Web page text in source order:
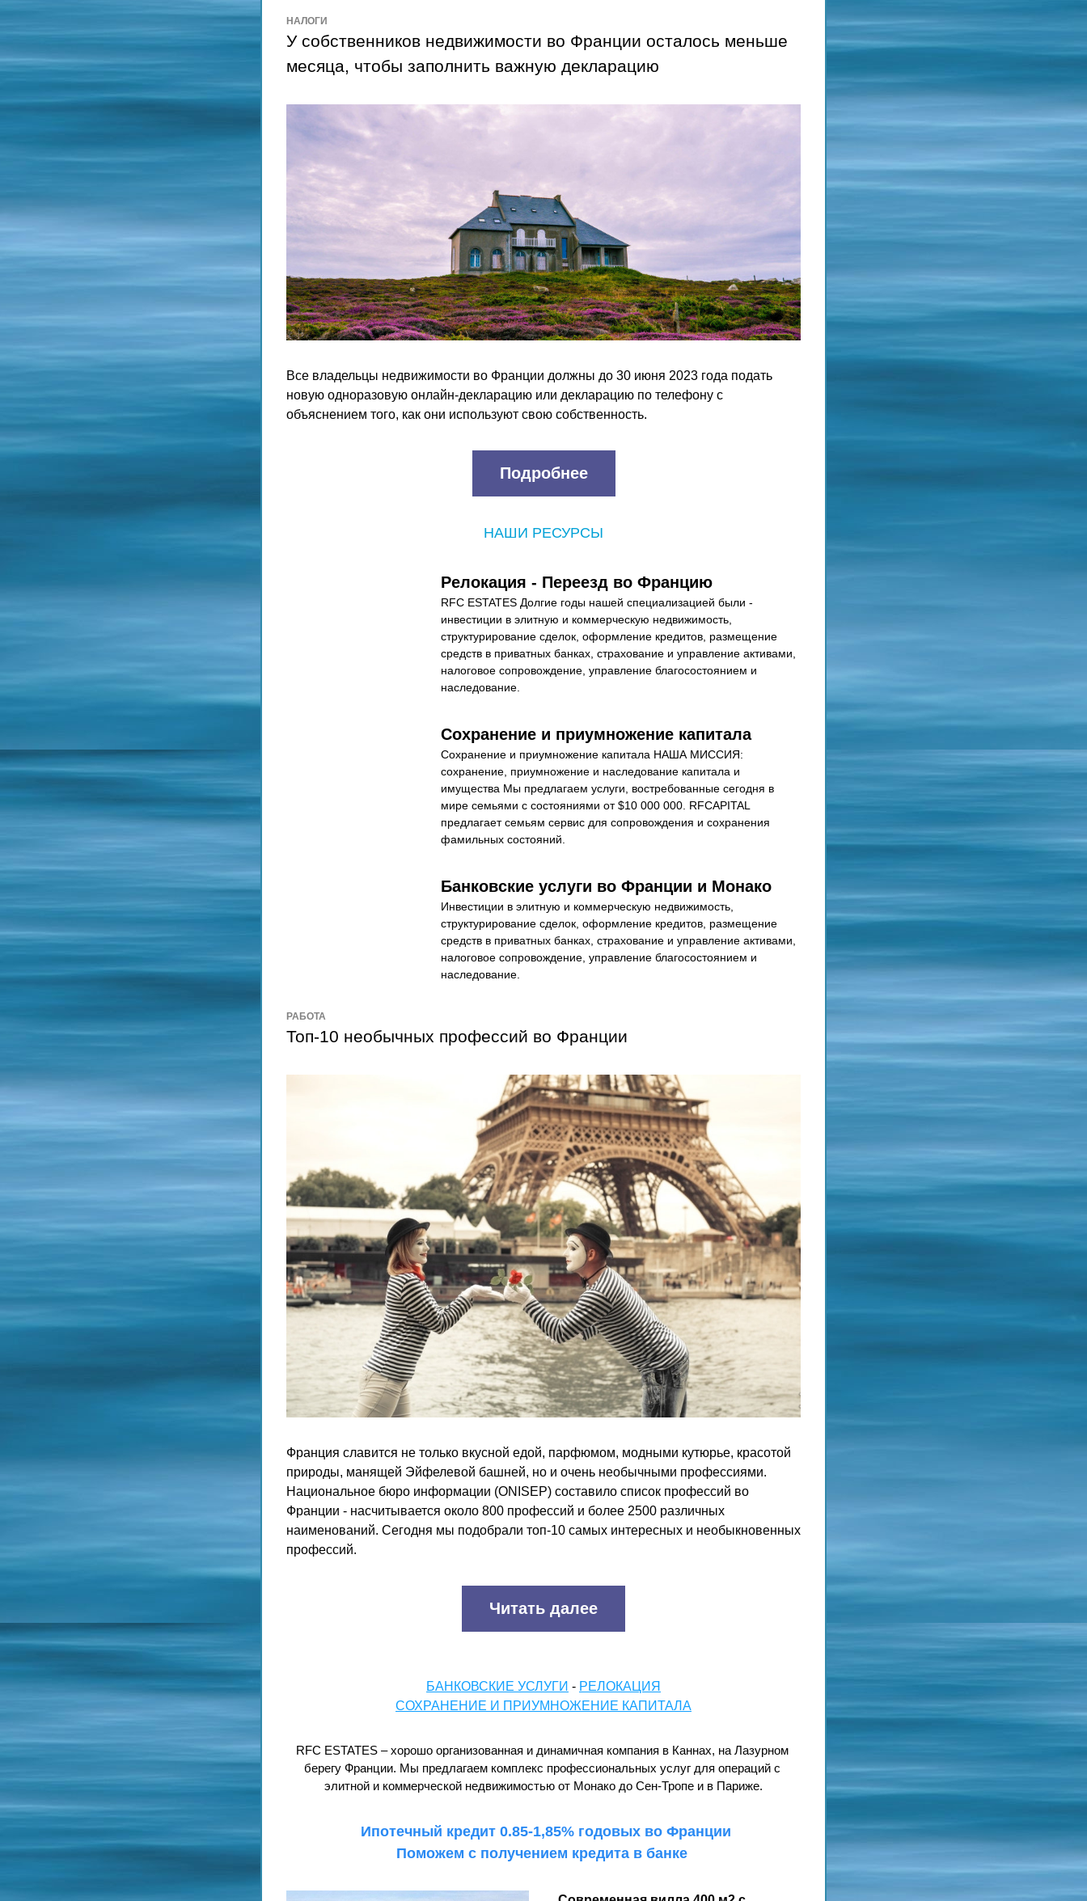
НАЛОГИ
У собственников недвижимости во Франции осталось меньше
месяца, чтобы заполнить важную декларацию
Все владельцы недвижимости во Франции должны до 30 июня 2023 года подать
новую одноразовую онлайн-декларацию или декларацию по телефону с
объяснением того, как они используют свою собственность.
Подробнее
НАШИ РЕСУРСЫ
Релокация - Переезд во Францию
RFC ESTATES Долгие годы нашей специализацией были -
инвестиции в элитную и коммерческую недвижимость,
структурирование сделок, оформление кредитов, размещение
средств в приватных банках, страхование и управление активами,
налоговое сопровождение, управление благосостоянием и
наследование.
Сохранение и приумножение капитала
Сохранение и приумножение капитала НАША МИССИЯ:
сохранение, приумножение и наследование капитала и
имущества Мы предлагаем услуги, востребованные сегодня в
мире семьями с состояниями от $10 000 000. RFCAPITAL
предлагает семьям сервис для сопровождения и сохранения
фамильных состояний.
Банковские услуги во Франции и Монако
Инвестиции в элитную и коммерческую недвижимость,
структурирование сделок, оформление кредитов, размещение
средств в приватных банках, страхование и управление активами,
налоговое сопровождение, управление благосостоянием и
наследование.
РАБОТА
Топ-10 необычных профессий во Франции
Франция славится не только вкусной едой, парфюмом, модными кутюрье, красотой
природы, манящей Эйфелевой башней, но и очень необычными профессиями.
Национальное бюро информации (ONISEP) составило список профессий во
Франции - насчитывается около 800 профессий и более 2500 различных
наименований. Сегодня мы подобрали топ-10 самых интересных и необыкновенных
профессий.
Читать далее
БАНКОВСКИЕ УСЛУГИ - РЕЛОКАЦИЯ
СОХРАНЕНИЕ И ПРИУМНОЖЕНИЕ КАПИТАЛА
RFC ESTATES – хорошо организованная и динамичная компания в Каннах, на Лазурном
берегу Франции. Мы предлагаем комплекс профессиональных услуг для операций с
элитной и коммерческой недвижимостью от Монако до Сен-Тропе и в Париже.
Ипотечный кредит 0.85-1,85% годовых во Франции
Поможем с получением кредита в банке